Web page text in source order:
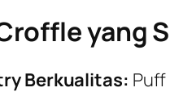
yang
Berkualitas: